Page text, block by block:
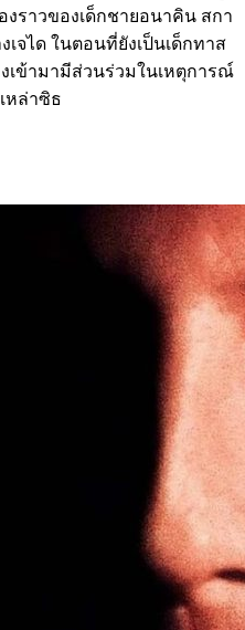
งราวของเด็กชายอนาคิน สกา
จได ในตอนที่ยังเป็นเด็กทาส
เข้ามามีส่วนร่วมในเหตุการณ์
หล่าซิธ